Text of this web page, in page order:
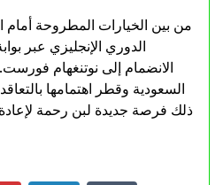
من بين الخيارات المطروحة أمام
الدوري الإنجليزي عبر
الانضمام إلى نوتنغهام
السعودية وقطر اهتمامها
ذلك فرصة جديدة لبن رحمة